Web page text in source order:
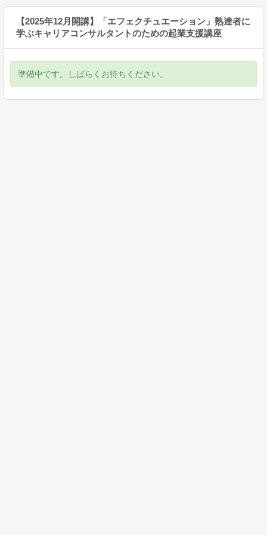
【2025年12月開講】「エフェクチュエーション」熟達者に
学ぶキャリアコンサルタントのための起業支援講座
準備中です。しばらくお待ちください。